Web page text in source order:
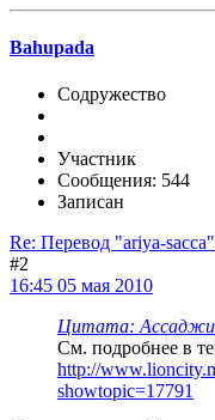
Bahupada
Содружество
Участник
Сообщения: 544
Записан
Re: Перевод "ariya-sacca"
#2
16:45 05 мая 2010
Цитата: Ассаджи
См. подробнее в
http://
showtopic=17791